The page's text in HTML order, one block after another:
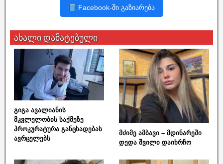
Facebook-ში გაზიარება
ახალი დამატებული
გიგა ავალიანის
მკვლელობის საქმეზე
პროკურატურა განცხადებას
ავრცელებს
მძიმე ამბავი – მდინარეში
დედა შვილი დაიხრჩო